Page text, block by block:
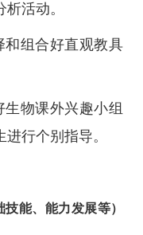
活动。
和组合好直观教具
物课外兴趣小组
行个别指导。
能、能力发展等）